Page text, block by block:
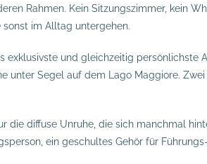
Rahmen. Kein Sitzungszimmer, kein
sonst im Alltag untergehen.
exklusivste und gleichzeitig persönlichste
unter Segel auf dem Lago Maggiore.
die diffuse Unruhe, die sich manchmal
ein geschultes Gehör für